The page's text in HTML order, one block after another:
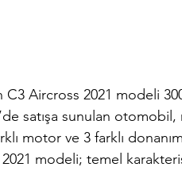
Aircross 2021 modeli
satışa sunulan
motor ve 3 farklı
modeli; temel